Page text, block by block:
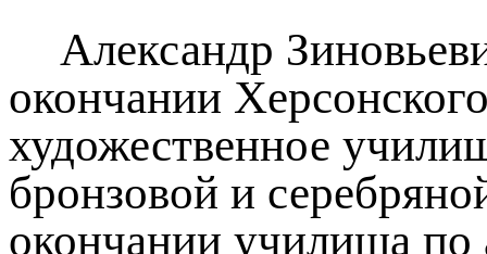
Александр
окончании
художественное
бронзовой и
окончании училища по